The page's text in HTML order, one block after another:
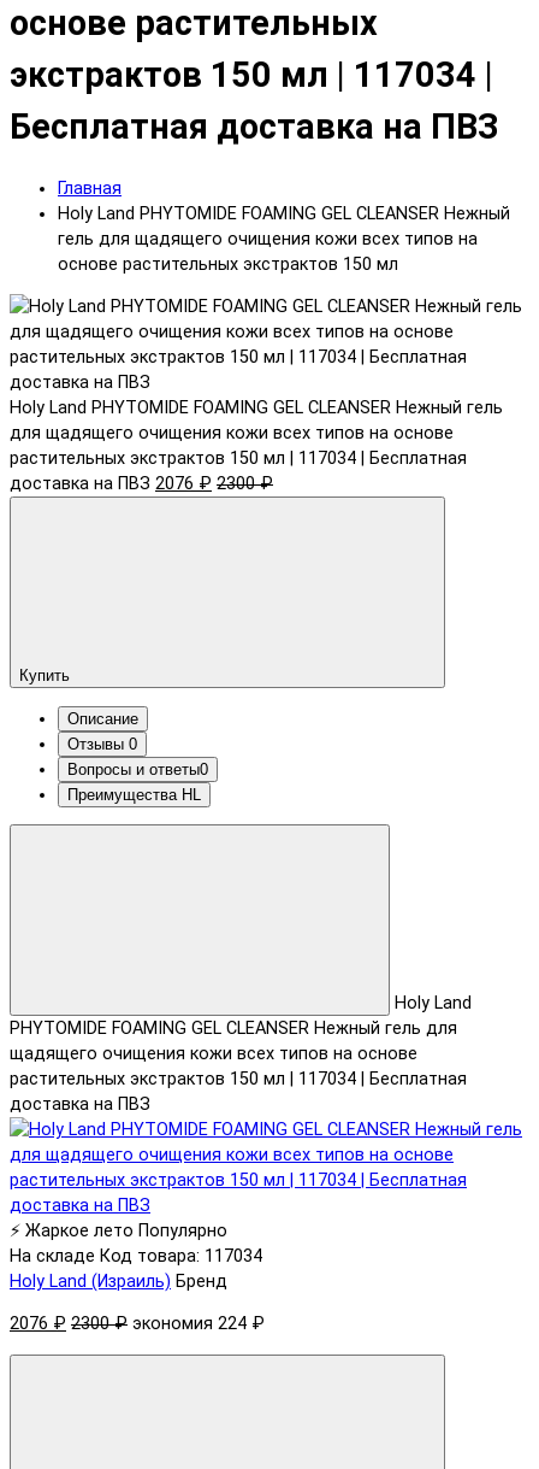
основе растительных
экстрактов 150 мл | 117034 |
Бесплатная доставка на ПВЗ
Главная
Holy Land PHYTOMIDE FOAMING GEL CLEANSER Нежный
гель для щадящего очищения кожи всех типов на
основе растительных экстрактов 150 мл
Holy Land PHYTOMIDE FOAMING GEL CLEANSER Нежный гель
для щадящего очищения кожи всех типов на основе
растительных экстрактов 150 мл | 117034 | Бесплатная
доставка на ПВЗ 2076 ₽ 2300 ₽
Купить
Описание
Отзывы 0
Вопросы и ответы0
Преимущества HL
Holy Land
PHYTOMIDE FOAMING GEL CLEANSER Нежный гель для
щадящего очищения кожи всех типов на основе
растительных экстрактов 150 мл | 117034 | Бесплатная
доставка на ПВЗ
⚡ Жаркое лето Популярно
На складе Код товара: 117034
Holy Land (Израиль) Бренд
2076 ₽ 2300 ₽ экономия 224 ₽